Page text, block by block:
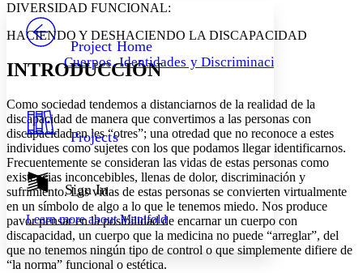
Others
Resources
Show all
Show all Hide all
Decrease font size Increase font size
Decrease font size Increase font size
Light
Dark
Annotation contrast
abc Low
abc High
Margins
PROJECT
Project Home
Cuerpos, Identidades y Discriminación
Projects
Sign In
Learn more aboutManifold
DIVERSIDAD FUNCIONAL:
HACIENDO Y DESHACIENDO LA DISCAPACIDAD
INTRODUCCIÓN
Como sociedad tendemos a distanciarnos de la realidad de la
discapacidad de manera que convertimos a las personas con
discapacidaden les “otres”; una otredad que no reconoce a estes
individues como sujetes con los que podamos llegar identificarnos.
Frecuentemente se consideran las vidas de estas personas como
existencias inconcebibles, llenas de dolor, discriminación y
sufrimiento. Las vidas de estas personas se convierten virtualmente
en un símbolo de algo a lo que le tenemos miedo. Nos produce
pavor pensar en la posibilidad de encarnar un cuerpo con
discapacidad, un cuerpo que la medicina no puede “arreglar”, del
que no tenemos ningún tipo de control o que simplemente difiere de
“la norma” funcional o estética.